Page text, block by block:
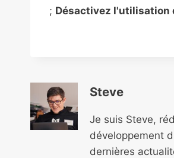
; Désactivez l'utilisation
Steve
Je suis Steve,
développement
dernières